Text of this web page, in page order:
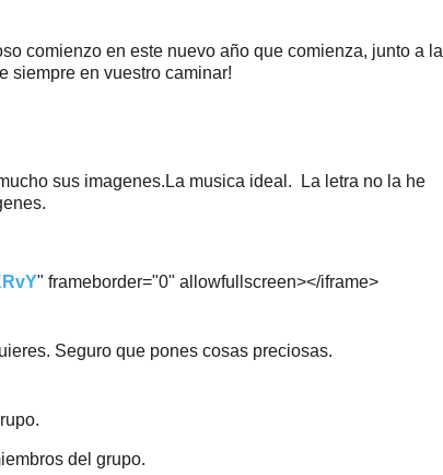
comienzo en este nuevo año que comienza, junto a la
siempre en vuestro caminar!
sus imagenes.La musica ideal. La letra no la he
" frameborder="0" allowfullscreen></iframe>
Seguro que pones cosas preciosas.
del grupo.